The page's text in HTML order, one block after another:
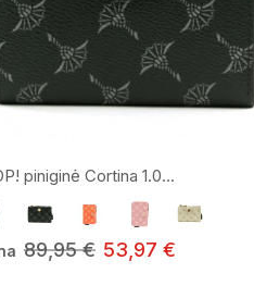
piniginė Cortina 1.0...
89,95 € 53,97 €